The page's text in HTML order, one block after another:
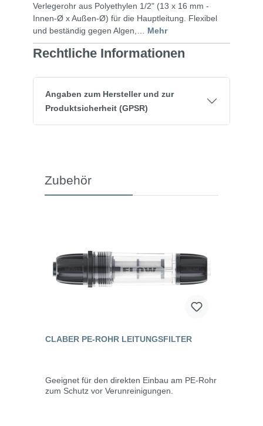
Verlegerohr aus Polyethylen 1/2" (13 x 16 mm -
Innen-Ø x Außen-Ø) für die Hauptleitung. Flexibel
und beständig gegen Algen,… Mehr
Rechtliche Informationen
Angaben zum Hersteller und zur
Produktsicherheit (GPSR)
Zubehör
CLABER PE-ROHR LEITUNGSFILTER
Geeignet für den direkten Einbau am PE-Rohr
zum Schutz vor Verunreinigungen.